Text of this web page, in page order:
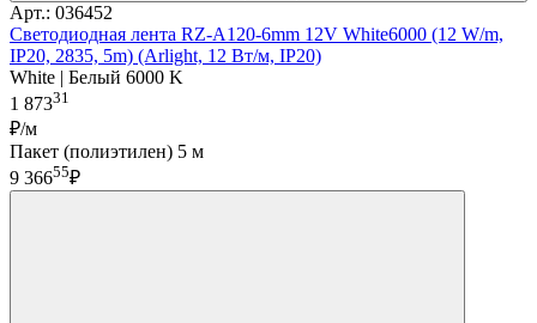
Арт.: 036452
Светодиодная лента RZ-A120-6mm 12V White6000 (12 W/m,
IP20, 2835, 5m) (Arlight, 12 Вт/м, IP20)
White | Белый 6000 K
1 87331
₽/м
Пакет (полиэтилен) 5 м
9 36655₽